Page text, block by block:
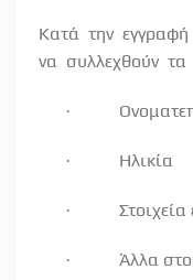
Κατά την
να συλλεχθούν τα
·
· Ηλικία
·
· Άλλα